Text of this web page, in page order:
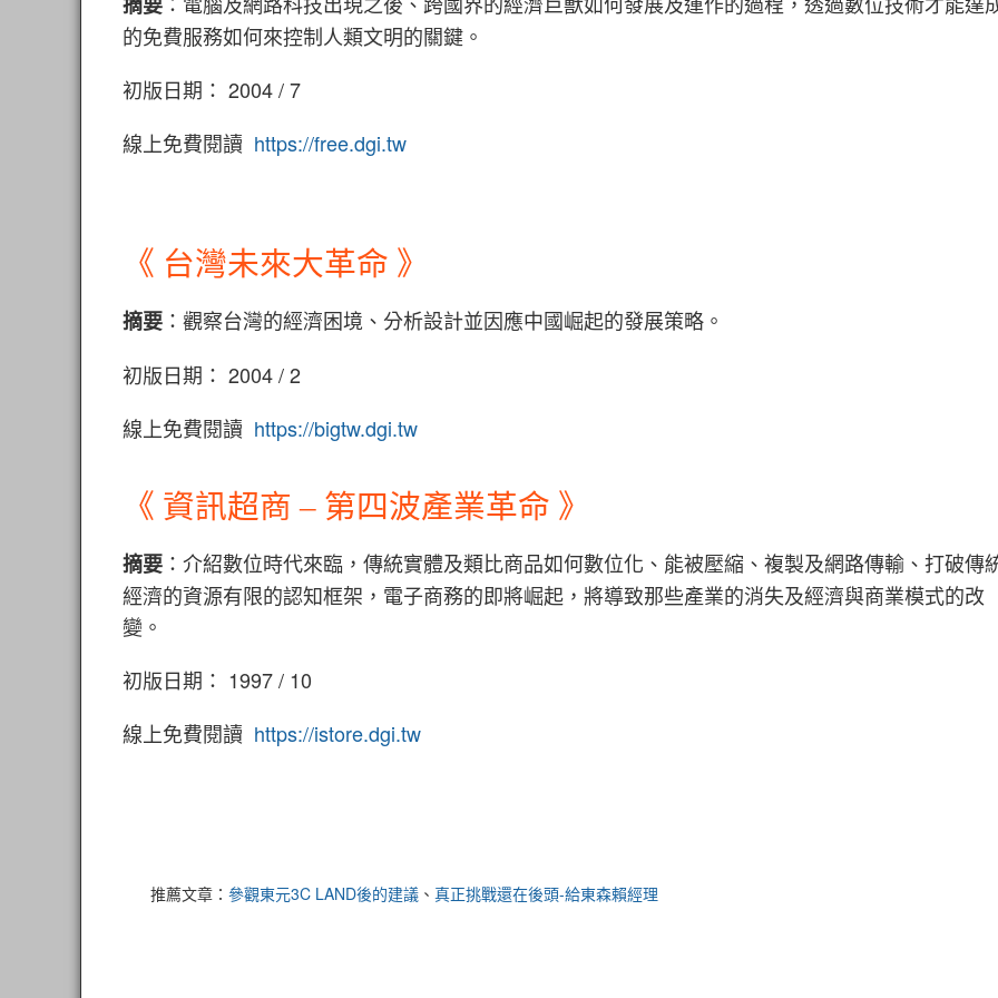
的免費服務如何來控制人類文明的關鍵。
初版日期： 2004 / 7
線上免費閱讀 https://free.dgi.tw
《 台灣未來大革命 》
摘要 ：觀察台灣的經濟困境、分析設計並因應中國崛起的發展策略。
初版日期： 2004 / 2
線上免費閱讀 https://bigtw.dgi.tw
《 資訊超商 – 第四波產業革命 》
摘要 ：介紹數位時代來臨，傳統實體及類比商品如何數位化、能被壓縮、複製及網路傳輸、打破傳
經濟的資源有限的認知框架，電子商務的即將崛起，將導致那些產業的消失及經濟與商業模式的改
變。
初版日期： 1997 / 10
線上免費閱讀 https://istore.dgi.tw
推薦文章： 參觀東元3C LAND後的建議 、 真正挑戰還在後頭-給東森賴經理